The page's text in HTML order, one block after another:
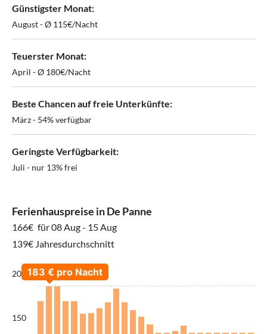
Günstigster Monat:
August - Ø 115€/Nacht
Teuerster Monat:
April - Ø 180€/Nacht
Beste Chancen auf freie Unterkünfte:
März - 54% verfügbar
Geringste Verfügbarkeit:
Juli - nur 13% frei
Ferienhauspreise in De Panne
166€ für 08 Aug - 15 Aug
139€ Jahresdurchschnitt
200
150